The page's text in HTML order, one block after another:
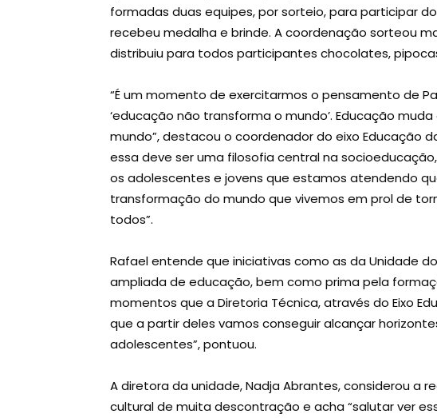
formadas duas equipes, por sorteio, para participar
recebeu medalha e brinde. A coordenação sorteou
distribuiu para todos participantes chocolates,
“É um momento de exercitarmos o pensamento de
‘educação não transforma o mundo’. Educação
mundo”, destacou o coordenador do eixo Educação
essa deve ser uma filosofia central na
os adolescentes e jovens que estamos atendendo
transformação do mundo que vivemos em prol de
todos”.
Rafael entende que iniciativas como as da Unidade
ampliada de educação, bem como prima pela
momentos que a Diretoria Técnica, através do Eixo
que a partir deles vamos conseguir alcançar
adolescentes”, pontuou.
A diretora da unidade, Nadja Abrantes, considerou a
cultural de muita descontração e acha “salutar ver